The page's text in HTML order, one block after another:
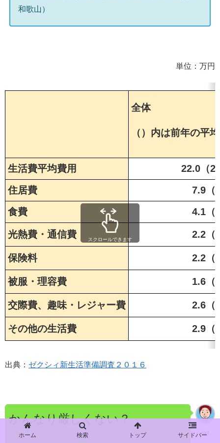
和歌山）
単位：万円
全体
（）内は前年の平
生活費平均費用
22.0（
住居費
7.9（
食費
4.1（
光熱費・通信費 2.2（
保険料 2.2（
被服・理容費 1.6（
交際費、趣味・レジャー費 2.6（
その他の生活費 2.9（
スクロールできます
出典： ゼクシィ新生活準備調査２０１６
tad
かんなり厳しくない？
ホーム 検索 トップ サイドバー